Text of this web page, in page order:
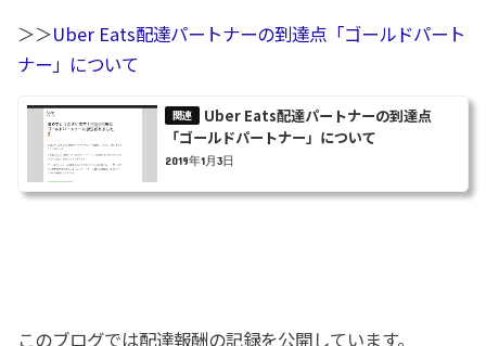
＞＞Uber Eats配達パートナーの到達点「ゴールドパート
ナー」について
Uber Eats配達パートナーの到達点
「ゴールドパートナー」について
2019年1月3日
このブログでは配達報酬の記録を公開しています。